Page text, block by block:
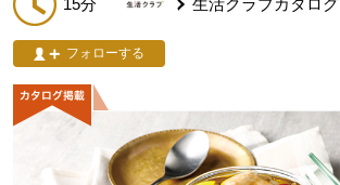
15分 生活クラブカタログ
フォローする